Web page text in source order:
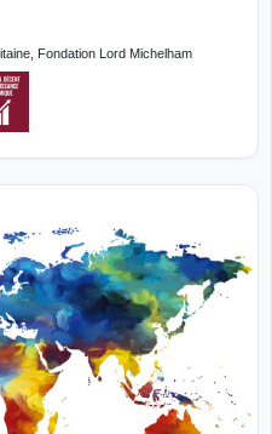
Fondation Lord Michelham